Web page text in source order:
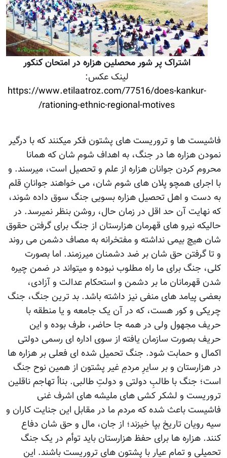
اشتراک پر شور محصلین هزاره در امتحان کنکور
لینک عکس:
https://www.etilaatroz.com/77516/does-kankur-
rationing-ethnic-regional-motives/
فاشیست ها و تروریست های پشتون فکر میکنند که با درگیر
نمودن هزاره ها در جنگ، به اهداف شوم شان که همانا
محروم کردن جوانان هزاره از علم و تحصیل است، میرسند. و
با اجرای همچو پلان های شوم شان، می خواهند جوانانِ قلم
به دست و اهل تحصیل هزاره بسویی جنگ سوق داده شوند،
که نهایت آن حد اقل در زمان حال، روشن بنظر نمیرسد. در
حالیکه نیرو های قهرمان هزارستان از جنگ برای گرفتن حقوق
شان هیچ بیمی نداشته و مفتخرانه به مصاف دشمن می روند
و تا گرفتن حق شان بر ضد دشمنان میرزمند. اما بصورت
کلی، جنگ برای ما راه مطلوب نبوده و میتواند در ضمن چیره
شدن قهرمانان ما بر دشمن و استحکام عدالت و آزادی،
بعضی پیامد های منفی نیز داشته باشد. بد ترین جنگ، جنگ
چریکی و کور هست، که در آن یک جامعه و یا منطقه با
حریف مجهول ولی در همه جا حاضر، طرف بوده و این
حریف بصورت سازمان یافته از سوی اداره ای رسمی دولتی
اکمال و حمابت شود. جنگ تحمیل شده ای فعلی بر هزاره ها
در هزارستان و بر سایرِ مردمِ غیر پشتون از همین نوح جنگ
است؛ جنگ با طالبِ دولتی و دولتِ طالبی. بناأ تهاجم ناقلین
تروریست و لشکر کشی های ملیشه های اشرف غنی
فاشیست باعث شده که مردم ما در مقابل این جنایت کاران و
سیه رویان تاریخ بپا خیزند؛ از جان، مال و حق شان دفاع
کنند. هزاره ها برای حفظ هزارستان باید توأم در یک جنگ
تحمیلی و تمام عیار با پشتون های تروریست باشند. این